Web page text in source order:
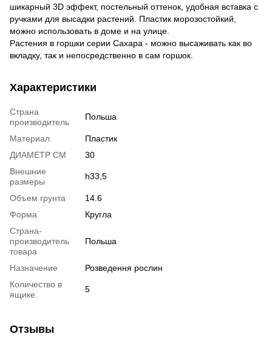
шикарный 3D эффект, постельный оттенок, удобная вставка с
ручками для высадки растений. Пластик морозостойкий,
можно использовать в доме и на улице.
Растения в горшки серии Сахара - можно высаживать как во
вкладку, так и непосредственно в сам горшок.
Характеристики
Страна
производитель
Польша
Материал
Пластик
ДИАМЕТР СМ
30
Внешние
размеры
h33,5
Объем грунта
14.6
Форма
Кругла
Страна-
производитель
товара
Польша
Назначение
Розведення рослин
Количество в
ящике.
5
Отзывы